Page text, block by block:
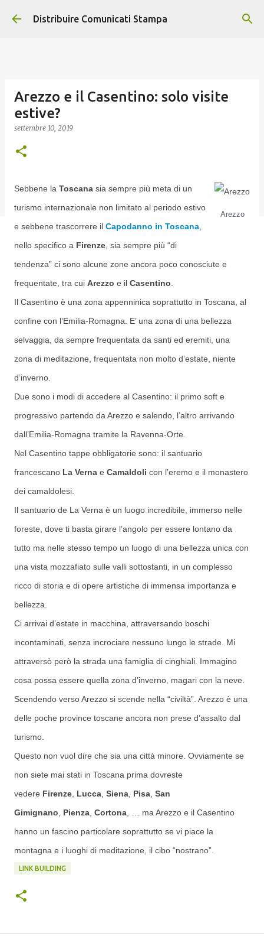
Passa ai contenuti principali
Distribuire Comunicati Stampa
Arezzo e il Casentino: solo visite
estive?
settembre 10, 2019
Arezzo
Sebbene la Toscana sia sempre più meta di un
turismo internazionale non limitato al periodo estivo
e sebbene trascorrere il Capodanno in Toscana
nello specifico a Firenze , sia sempre più “di
tendenza” ci sono alcune zone ancora poco conosciute e
frequentate, tra cui Arezzo e il Casentino
Il Casentino è una zona appenninica soprattutto in Toscana, al
confine con l’Emilia-Romagna. E’ una zona di una bellezza
selvaggia, da sempre frequentata da santi ed eremiti, una
zona di meditazione, frequentata non molto d’estate, niente
d’inverno.
Due sono i modi di accedere al Casentino: il primo soft e
progressivo partendo da Arezzo e salendo, l’altro arrivando
dall’Emilia-Romagna tramite la Ravenna-Orte.
Nel Casentino tappe obbligatorie sono: il santuario
francescano La Verna e Camaldoli con l’eremo e il monastero
dei camaldolesi.
Il santuario de La Verna è un luogo incredibile, immerso nelle
foreste, dove ti basta girare l’angolo per essere lontano da
tutto ma nelle stesso tempo un luogo di una bellezza unica con
una vista mozzafiato sulle valli sottostanti, in un complesso
ricco di storia e di opere artistiche di immensa importanza e
bellezza.
Ci arrivai d’estate in macchina, attraversando boschi
incontaminati, senza incrociare nessuno lungo le strade. Mi
attraversò però la strada una famiglia di cinghiali. Immagino
cosa possa essere quella zona d’inverno, magari con la neve.
Scendendo verso Arezzo si scende nella “civiltà”. Arezzo è una
delle poche province toscane ancora non prese d’assalto dal
turismo.
Questo non vuol dire che sia una città minore. Ovviamente se
non siete mai stati in Toscana prima dovreste
vedere Firenze Lucca Siena Pisa San
Gimignano
Pienza Cortona , … ma Arezzo e il Casentino
hanno un fascino particolare soprattutto se vi piace la
montagna e i luoghi di meditazione, il cibo “nostrano”.
LINK BUILDING